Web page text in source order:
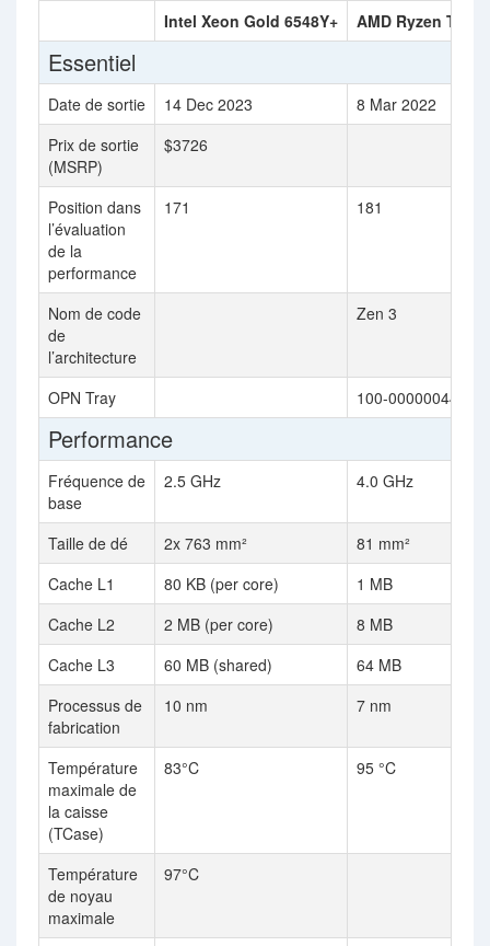
Intel Xeon Gold 6548Y+ AMD Ryzen
Essentiel
Date de sortie 14 Dec 2023
8 Mar 2022
Prix de sortie
(MSRP)
$3726
Position dans
l’évaluation
de la
performance
171 181
Nom de code
de
l’architecture
Zen 3
OPN Tray 100-000000447
Performance
Fréquence de
base
2.5 GHz 4.0 GHz
Taille de dé 2x 763 mm²
81 mm²
Cache L1
80 KB (per core)
1 MB
Cache L2
2 MB (per core)
8 MB
Cache L3
60 MB (shared)
64 MB
Processus de
fabrication
10 nm 7 nm
Température
maximale de
la caisse
(TCase)
83°C 95 °C
Température
de noyau
maximale
97°C